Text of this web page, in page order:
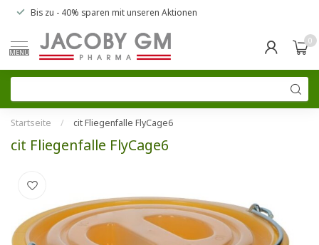
Bis zu - 40% sparen mit unseren Aktionen
MENU
0
Startseite / cit Fliegenfalle FlyCage6
cit Fliegenfalle FlyCage6